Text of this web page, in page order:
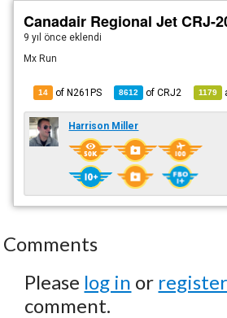
Canadair Regional Jet CRJ-
9 yıl önce eklendi
Mx Run
14 of N261PS 8612 ofCRJ2 1179
Harrison Miller
Comments
Please log in or register
comment.